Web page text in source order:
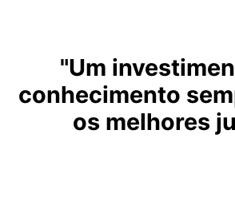
"Um
conhecimento
os melhores